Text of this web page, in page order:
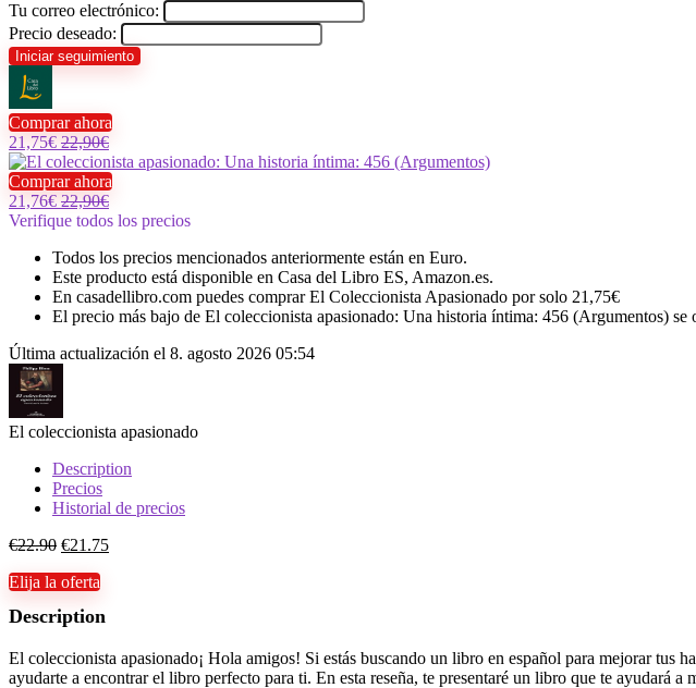
Tu correo electrónico:
Precio deseado:
Comprar ahora
21,75€ 22,90€
Comprar ahora
21,76€ 22,90€
Verifique todos los precios
Todos los precios mencionados anteriormente están en Euro.
Este producto está disponible en Casa del Libro ES, Amazon.es.
En casadellibro.com puedes comprar El Coleccionista Apasionado por solo 21,75€
El precio más bajo de El coleccionista apasionado: Una historia íntima: 456 (Argumentos) se
Última actualización el 8. agosto 2026 05:54
El coleccionista apasionado
Description
Precios
Historial de precios
€22.90 €21.75
Elija la oferta
Description
El coleccionista apasionado¡ Hola amigos! Si estás buscando un libro en español para mejorar
ayudarte a encontrar el libro perfecto para ti. En esta reseña, te presentaré un libro que te ayudará